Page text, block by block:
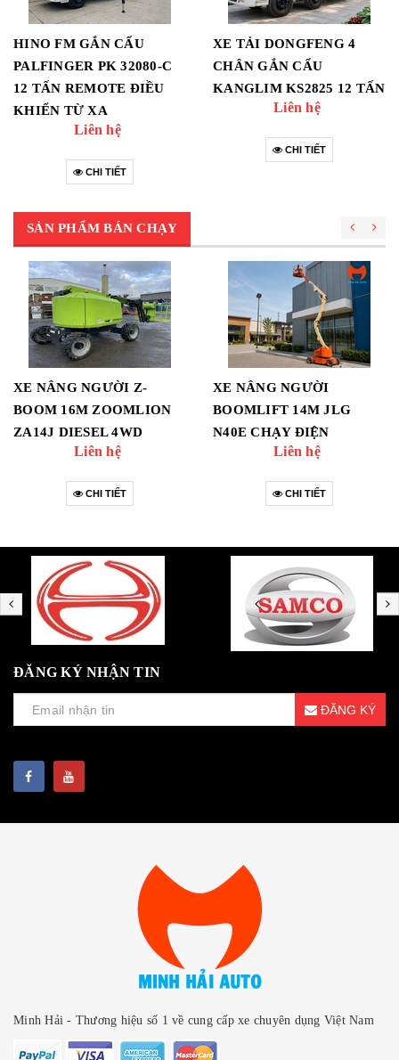
HINO FM GẮN CẨU
PALFINGER PK 32080-C
12 TẤN REMOTE ĐIỀU
KHIỂN TỪ XA
Liên hệ
CHI TIẾT
XE TẢI DONGFENG 4
CHÂN GẮN CẨU
KANGLIM KS2825 12 TẤN
Liên hệ
CHI TIẾT
SẢN PHẨM BÁN CHẠY
XE NÂNG NGƯỜI Z-
BOOM 16M ZOOMLION
ZA14J DIESEL 4WD
Liên hệ
CHI TIẾT
XE NÂNG NGƯỜI
BOOMLIFT 14M JLG
N40E CHẠY ĐIỆN
Liên hệ
CHI TIẾT
ĐĂNG KÝ NHẬN TIN
ĐĂNG KÝ
Minh Hải - Thương hiệu số 1 về cung cấp xe chuyên dụng Việt Nam